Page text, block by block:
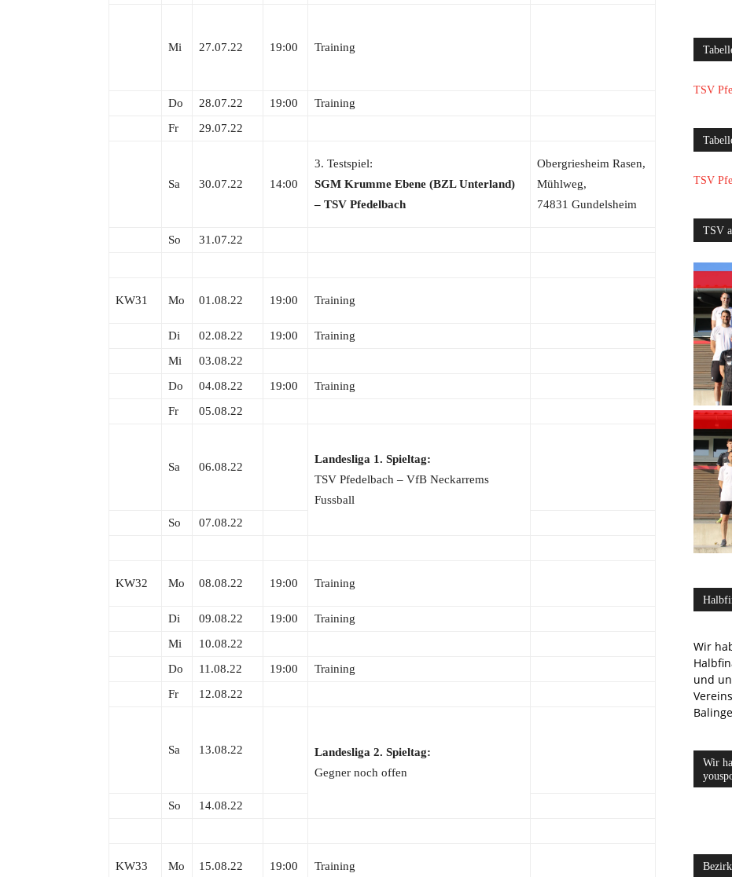
Mi 27.07.22 19:00 Training
Do 28.07.22 19:00
Training
Fr
29.07.22
Sa 30.07.22 14:00
3. Testspiel:
SGM Krumme Ebene (BZL Unterland)
– TSV Pfedelbach
Obergriesheim Rasen,
Mühlweg,
74831 Gundelsheim
So 31.07.22
KW31 Mo 01.08.22 19:00 Training
Di 02.08.22 19:00
Training
Mi
03.08.22
Do
04.08.22 19:00
Training
Fr
05.08.22
Sa 06.08.22
Landesliga 1. Spieltag:
TSV Pfedelbach – VfB Neckarrems
Fussball
So
07.08.22
KW32 Mo 08.08.22 19:00 Training
Di 09.08.22 19:00
Training
Mi
10.08.22
Do
11.08.22 19:00
Training
Fr
12.08.22
Sa 13.08.22
Landesliga 2. Spieltag:
Gegner noch offen
So 14.08.22
KW33 Mo 15.08.22 19:00 Training
TSV
TSV
TSV
Wir
und
Wir